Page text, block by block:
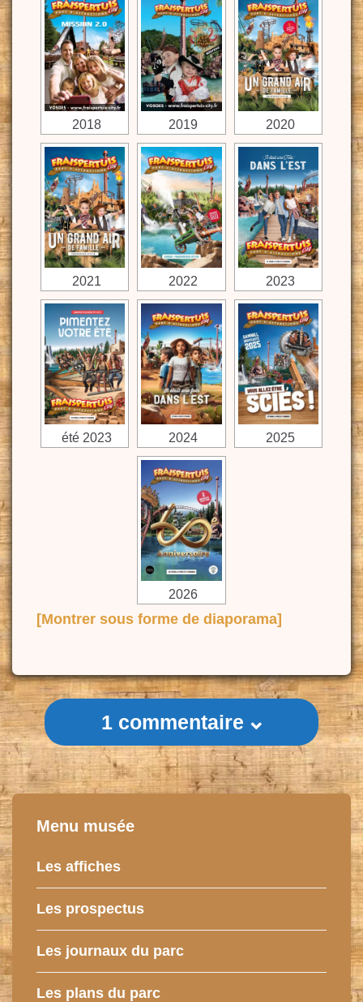
2018 2019 2020
2021 2022 2023
été 2023 2024 2025
2026
[Montrer sous forme de diaporama]
1 commentaire
Menu musée
Les affiches
Les prospectus
Les journaux du parc
Les plans du parc